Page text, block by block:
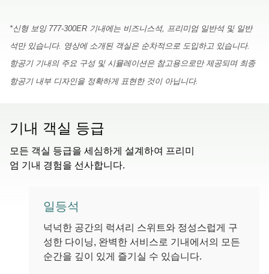
*신형 보잉 777-300ER 기내에는 비즈니스석, 프리미엄 일반석 및 일반
석만 있습니다. 영상에 소개된 객실은 순차적으로 도입하고 있습니다.
항공기 기내의 주요 구성 및 시뮬레이션은 참고용으로만 제공되며 최종
항공기 내부 디자인을 정확하게 표현한 것이 아닙니다.
기내 객실 등급
모든 객실 등급을 세심하게 설계하여 프리미
엄 기내 경험을 선사합니다.
일등석
넉넉한 공간의 럭셔리 스위트와 정성스럽게 구
성한 다이닝, 완벽한 서비스로 기내에서의 모든
순간을 깊이 있게 즐기실 수 있습니다.